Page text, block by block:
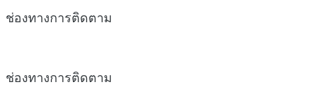
ช่องทางการติดตาม
ช่องทางการติดตาม